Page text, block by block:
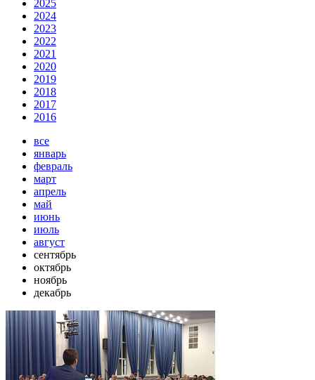
2025
2024
2023
2022
2021
2020
2019
2018
2017
2016
все
январь
февраль
март
апрель
май
июнь
июль
август
сентябрь
октябрь
ноябрь
декабрь